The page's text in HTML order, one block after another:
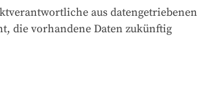
aus datengetriebenen
die vorhandene Daten zukünftig